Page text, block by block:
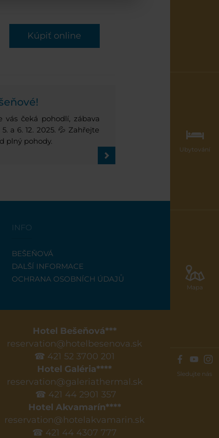
Ubytování
Mapa
Sledujte nás
Kúpiť online
čeká pohodlí, zábava
a 6. 12. 2025. 💦 Zahřejte
plný pohody.
INFO
BEŠEŇOVÁ
DALŠÍ INFORMACE
OCHRANA OSOBNÍCH ÚDAJŮ
Hotel Bešeňová***
reservation@hotelbesenova.sk
☎ 421 52 3700 201
Hotel Galéria****
reservation@galeriathermal.sk
☎ 421 44 2901 357
Hotel Akvamarín****
reservation@hotelakvamarin.sk
☎ 421 44 4307 777